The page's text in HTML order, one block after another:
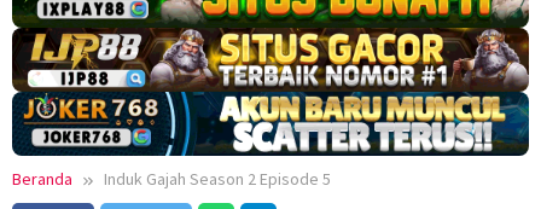
Beranda
Induk Gajah Season 2 Episode 5